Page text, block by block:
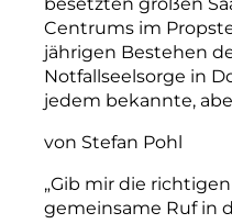
Centrums im
jährigen Bestehen
Notfallseelsorge in
jedem bekannte,
von Stefan Pohl
„Gib mir die richtigen
gemeinsame Ruf in